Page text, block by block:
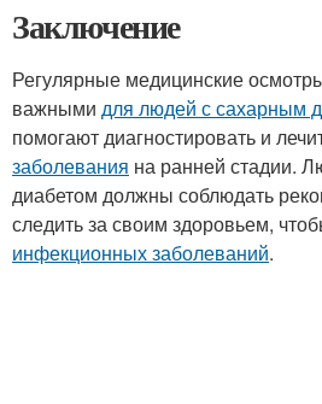
Заключение
Регулярные медицинские
важными для людей с сахарным
помогают диагностировать и
заболевания на ранней стадии.
диабетом должны соблюдать
следить за своим здоровьем,
инфекционных заболеваний.